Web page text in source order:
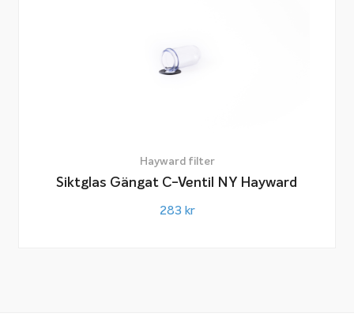
Hayward filter
Siktglas Gängat C-Ventil NY Hayward
283 kr